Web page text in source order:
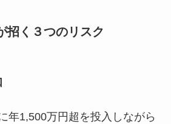
招く３つのリスク
年1,500万円超を投入しながら